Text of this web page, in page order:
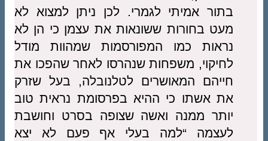
בתור אמיתי לגמרי. לכן ניתן למצוא לא
מעט בחורות ששונאות את עצמן כי הן לא
נראות כמו המפורסמות שמהוות מודל
לחיקוי, משפחות שנהרסו לאחר שהפכו את
חייהם המאושרים לטלנובלה, בעל שזרק
את אשתו כי ההיא בפרסומת נראית טוב
יותר ממנה ואשה שצופה בסרט וחושבת
לעצמה “למה בעלי אף פעם לא יצא